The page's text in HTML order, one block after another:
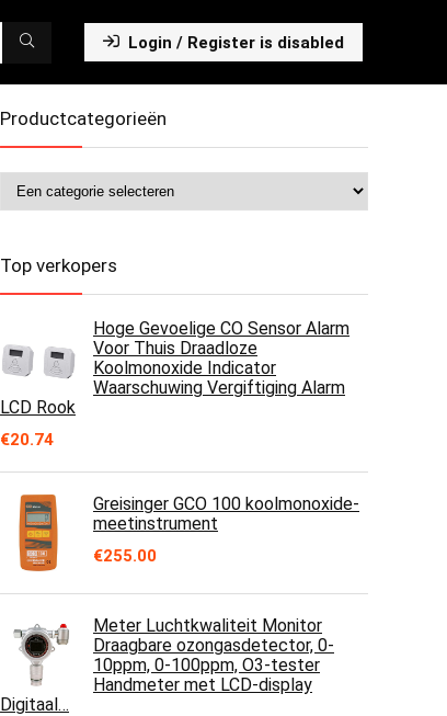
Login / Register is disabled
Productcategorieën
Top verkopers
Hoge Gevoelige CO Sensor Alarm
Voor Thuis Draadloze
Koolmonoxide Indicator
Waarschuwing Vergiftiging Alarm
LCD Rook
€20.74
Greisinger GCO 100 koolmonoxide-
meetinstrument
€255.00
Meter Luchtkwaliteit Monitor
Draagbare ozongasdetector, 0-
10ppm, 0-100ppm, O3-tester
Handmeter met LCD-display
Digitaal…